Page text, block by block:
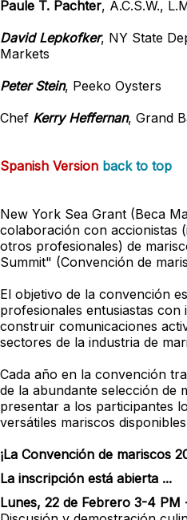
Paule T. Pachter, A.C.S.W.,
David Lepkofker, NY State
Markets
Peter Stein, Peeko Oysters
Chef Kerry Heffernan, Grand
Spanish Version back to top
New York Sea Grant (Beca
colaboración con accionistas
otros profesionales) de
Summit" (Convención de
El objetivo de la convención
profesionales entusiastas
construir comunicaciones
sectores de la industria de
Cada año en la convención
de la abundante selección de
presentar a los participantes
versátiles mariscos
¡La Convención de mariscos
La inscripción está abierta ...
Lunes, 22 de Febrero 3-4 PM